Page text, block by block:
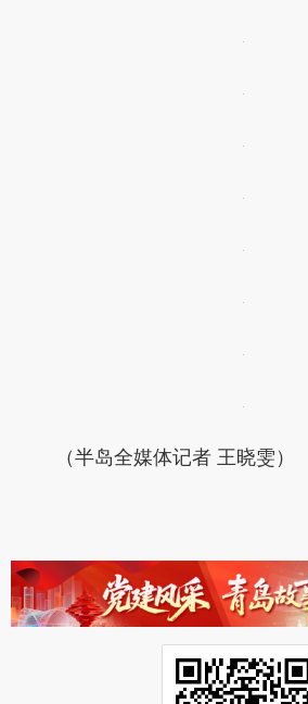
（半岛全媒体记者 王晓雯）